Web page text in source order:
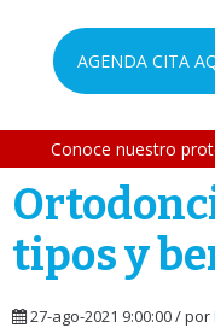
AGENDA CITA
Conoce nuestro
tipos y
27-ago-2021 9:00:00 / por